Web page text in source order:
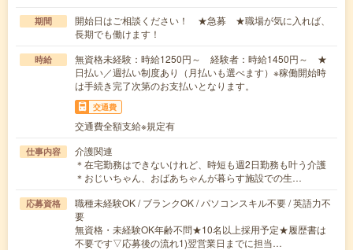
期間
開始日はご相談ください！ ★急募 ★職場が気に入れば、
長期でも働けます！
時給
無資格未経験：時給1250円～ 経験者：時給1450円～ ★
日払い／週払い制度あり（月払いも選べます）※稼働開始時
は手続き完了次第のお支払いとなります。
交通費
交通費全額支給※規定有
仕事内容
介護関連
＊在宅勤務はできないけれど、時短も週2日勤務も叶う介護
＊おじいちゃん、おばあちゃんが暮らす施設での生…
応募資格
職種未経験OK / ブランクOK / パソコンスキル不要 / 英語力不
要
無資格・未経験OK年齢不問★10名以上採用予定★履歴書は
不要です▽応募後の流れ1)翌営業日までに担当…